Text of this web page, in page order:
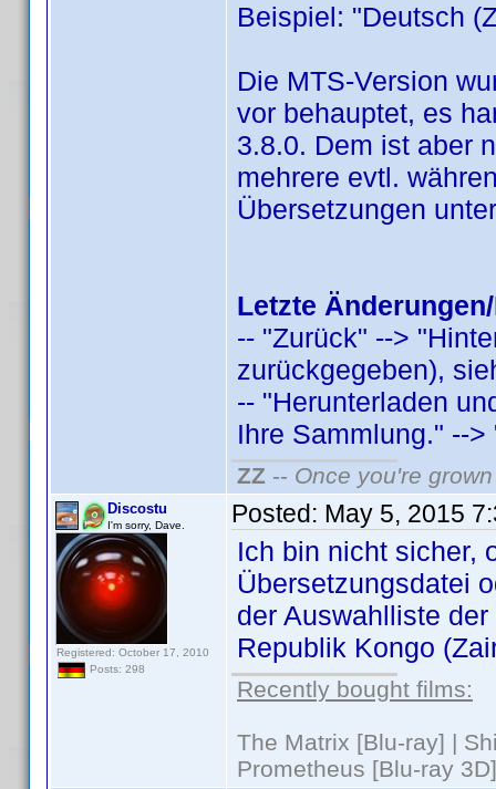
Beispiel: "Deutsch
Die MTS-Version
vor behauptet, es
3.8.0. Dem ist aber
mehrere evtl.
Übersetzungen
Letzte
-- "Zurück" -->
zurückgegeben),
-- "Herunterladen
Ihre Sammlung." --
ZZ -- Once you're
Discostu
I'm sorry, Dave.
Registered: October 17, 2010
Posts: 298
Posted: May 5, 2015
Ich bin nicht sicher,
Übersetzungsdatei
der Auswahlliste
Republik Kongo
Recently bought films:
The Matrix [Blu-ray] |
Prometheus [Blu-ray